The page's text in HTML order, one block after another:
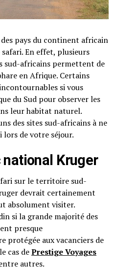
pays du continent africain
En effet, plusieurs
sud-africains permettent de
en Afrique. Certains
si vous
du Sud pour observer les
leur habitat naturel.
des sites sud-africains à ne
lors de votre séjour.
Kruger
sur le territoire sud-
devrait certainement
absolument visiter.
si la grande majorité des
presque
protégée aux vacanciers de
cas dePrestige Voyages
autres.